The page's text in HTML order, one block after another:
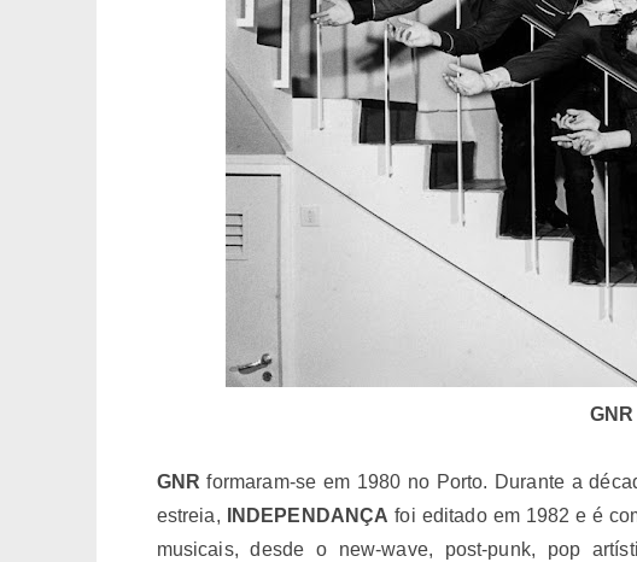
GNR
GNR formaram-se em 1980 no Porto. Durante a
estreia,
INDEPENDANÇA foi editado em 1982 e é
musicais, desde o new-wave, post-punk, pop